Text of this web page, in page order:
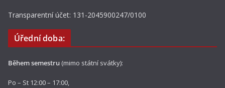
Transparentní účet: 131-2045900247/0100
Úřední doba:
Během semestru (mimo státní svátky):
Po – St 12:00 – 17:00,